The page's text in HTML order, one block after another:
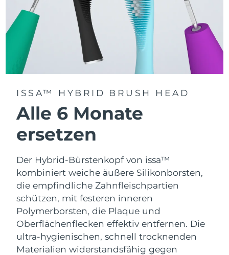
ISSA™ HYBRID BRUSH HEAD
Alle 6 Monate
ersetzen
Der Hybrid-Bürstenkopf von issa™
kombiniert weiche äußere Silikonborsten,
die empfindliche Zahnfleischpartien
schützen, mit festeren inneren
Polymerborsten, die Plaque und
Oberflächenflecken effektiv entfernen. Die
ultra-hygienischen, schnell trocknenden
Materialien widerstandsfähig gegen